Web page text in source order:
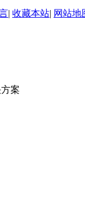
| 收藏本站| 网站地
案